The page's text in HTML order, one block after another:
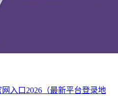
入口2026（最新平台登录地